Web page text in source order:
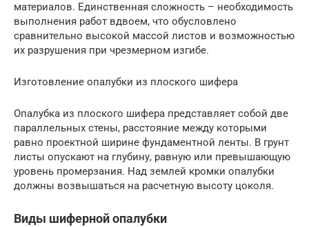
материалов. Единственная сложность – необходимость
выполнения работ вдвоем, что обусловлено
сравнительно высокой массой листов и возможностью
их разрушения при чрезмерном изгибе.
Изготовление опалубки из плоского шифера
Опалубка из плоского шифера представляет собой две
параллельных стены, расстояние между которыми
равно проектной ширине фундаментной ленты. В грунт
листы опускают на глубину, равную или превышающую
уровень промерзания. Над землей кромки опалубки
должны возвышаться на расчетную высоту цоколя.
Виды шиферной опалубки